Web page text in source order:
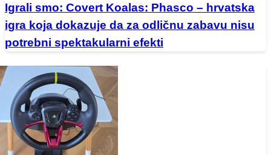
Igrali smo: Covert Koalas: Phasco – hrvatska
igra koja dokazuje da za odličnu zabavu nisu
potrebni spektakularni efekti